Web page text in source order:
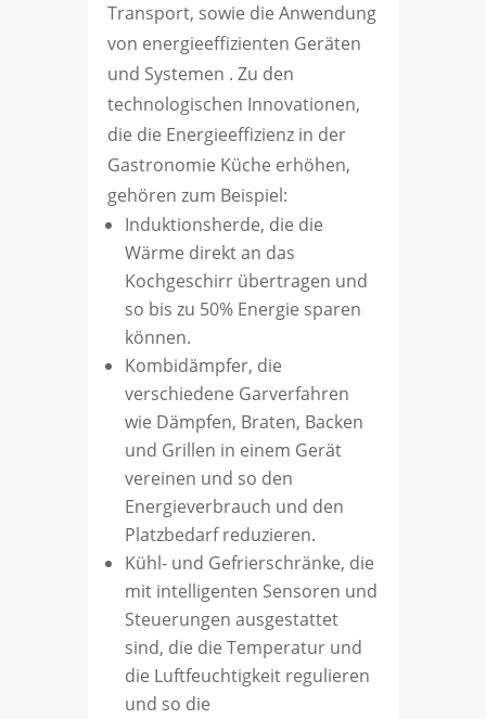
Transport, sowie die Anwendung
von energieeffizienten Geräten
und Systemen . Zu den
technologischen Innovationen,
die die Energieeffizienz in der
Gastronomie Küche erhöhen,
gehören zum Beispiel:
Induktionsherde, die die
Wärme direkt an das
Kochgeschirr übertragen und
so bis zu 50% Energie sparen
können.
Kombidämpfer, die
verschiedene Garverfahren
wie Dämpfen, Braten, Backen
und Grillen in einem Gerät
vereinen und so den
Energieverbrauch und den
Platzbedarf reduzieren.
Kühl- und Gefrierschränke, die
mit intelligenten Sensoren und
Steuerungen ausgestattet
sind, die die Temperatur und
die Luftfeuchtigkeit regulieren
und so die